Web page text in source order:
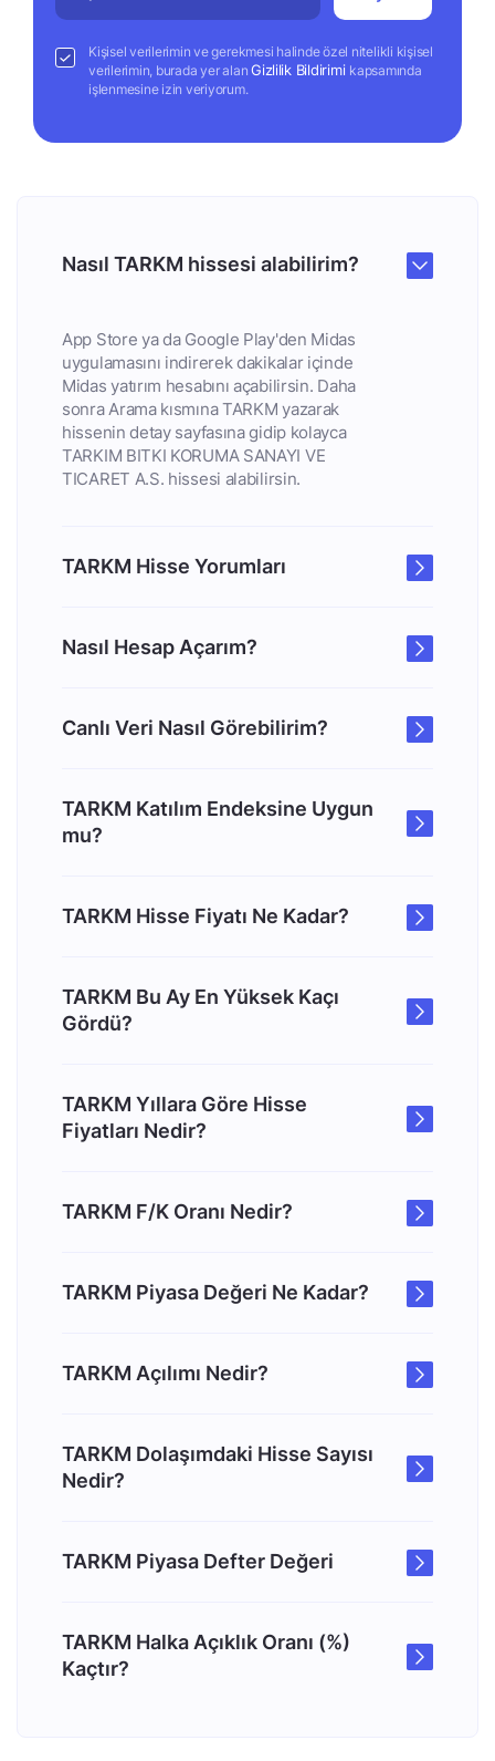
Kişisel verilerimin ve gerekmesi halinde özel nitelikli kişisel
verilerimin, burada yer alanGizlilik Bildirimi kapsamında
işlenmesine izin veriyorum.
Nasıl TARKM hissesi alabilirim?
App Store ya da Google Play'den Midas
uygulamasını indirerek dakikalar içinde
Midas yatırım hesabını açabilirsin. Daha
sonra Arama kısmına TARKM yazarak
hissenin detay sayfasına gidip kolayca
TARKIM BITKI KORUMA SANAYI VE
TICARET A.S. hissesi alabilirsin.
TARKM Hisse Yorumları
Nasıl Hesap Açarım?
Canlı Veri Nasıl Görebilirim?
TARKM Katılım Endeksine Uygun
mu?
TARKM Hisse Fiyatı Ne Kadar?
TARKM Bu Ay En Yüksek Kaçı
Gördü?
TARKM Yıllara Göre Hisse
Fiyatları Nedir?
TARKM F/K Oranı Nedir?
TARKM Piyasa Değeri Ne Kadar?
TARKM Açılımı Nedir?
TARKM Dolaşımdaki Hisse Sayısı
Nedir?
TARKM Piyasa Defter Değeri
TARKM Halka Açıklık Oranı (%)
Kaçtır?